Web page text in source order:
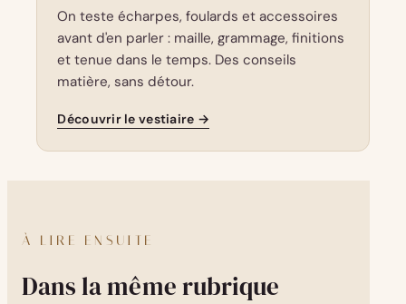
On teste écharpes, foulards et accessoires
avant d'en parler : maille, grammage, finitions
et tenue dans le temps. Des conseils
matière, sans détour.
Découvrir le vestiaire →
À LIRE ENSUITE
Dans la même rubrique